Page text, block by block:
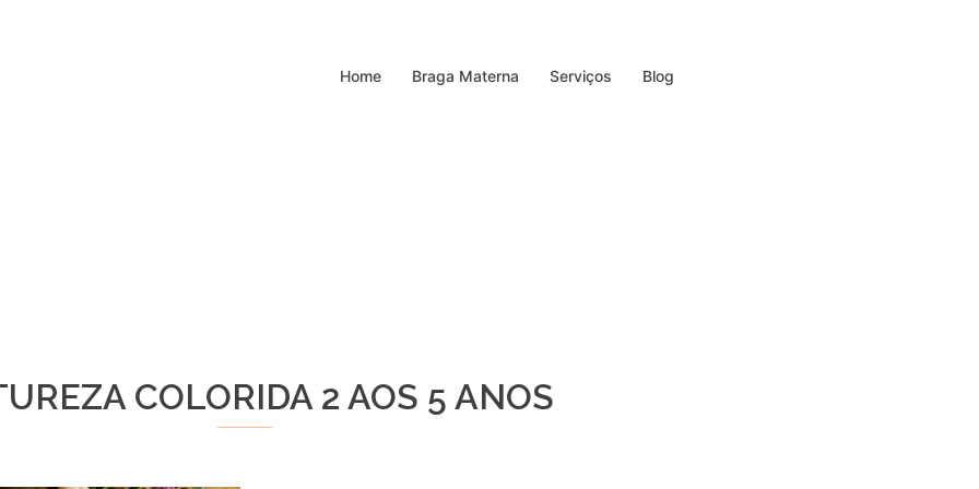
Home Braga Materna Serviços Blog
COLORIDA 2 AOS 5 ANOS